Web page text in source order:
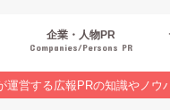
PR
ナーレポート
企業・人物PR
Companies/Persons PR
営する広報PRの知識やノウ